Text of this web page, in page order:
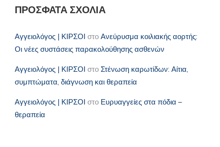
ΠΡΌΣΦΑΤΑ ΣΧΌΛΙΑ
Αγγειολόγος | ΚΙΡΣΟΙ στο Ανεύρυσμα κοιλιακής αορτής:
Οι νέες συστάσεις παρακολούθησης ασθενών
Αγγειολόγος | ΚΙΡΣΟΙ στο Στένωση καρωτίδων: Αίτια,
συμπτώματα, διάγνωση και θεραπεία
Αγγειολόγος | ΚΙΡΣΟΙ στο Ευρυαγγείες στα πόδια –
θεραπεία